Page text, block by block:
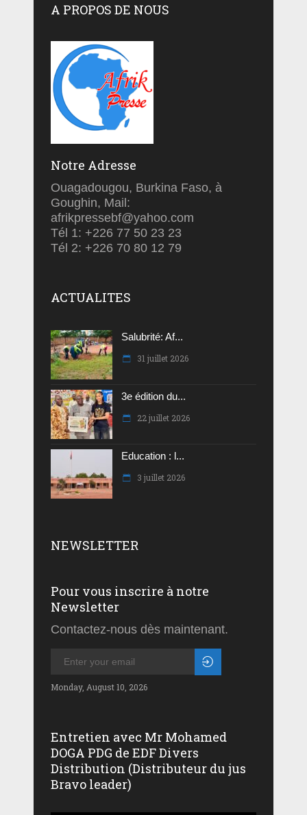
A PROPOS DE NOUS
Notre Adresse
Ouagadougou, Burkina Faso, à
Goughin, Mail:
afrikpressebf@yahoo.com
Tél 1: +226 77 50 23 23
Tél 2: +226 70 80 12 79
ACTUALITES
Salubrité: Af...
31 juillet 2026
3e édition du...
22 juillet 2026
Education : l...
3 juillet 2026
NEWSLETTER
Pour vous inscrire à notre
Newsletter
Contactez-nous dès maintenant.
Monday, August 10, 2026
Entretien avec Mr Mohamed
DOGA PDG de EDF Divers
Distribution (Distributeur du jus
Bravo leader)